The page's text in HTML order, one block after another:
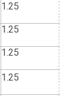
1.25
1.25
1.25
1.25